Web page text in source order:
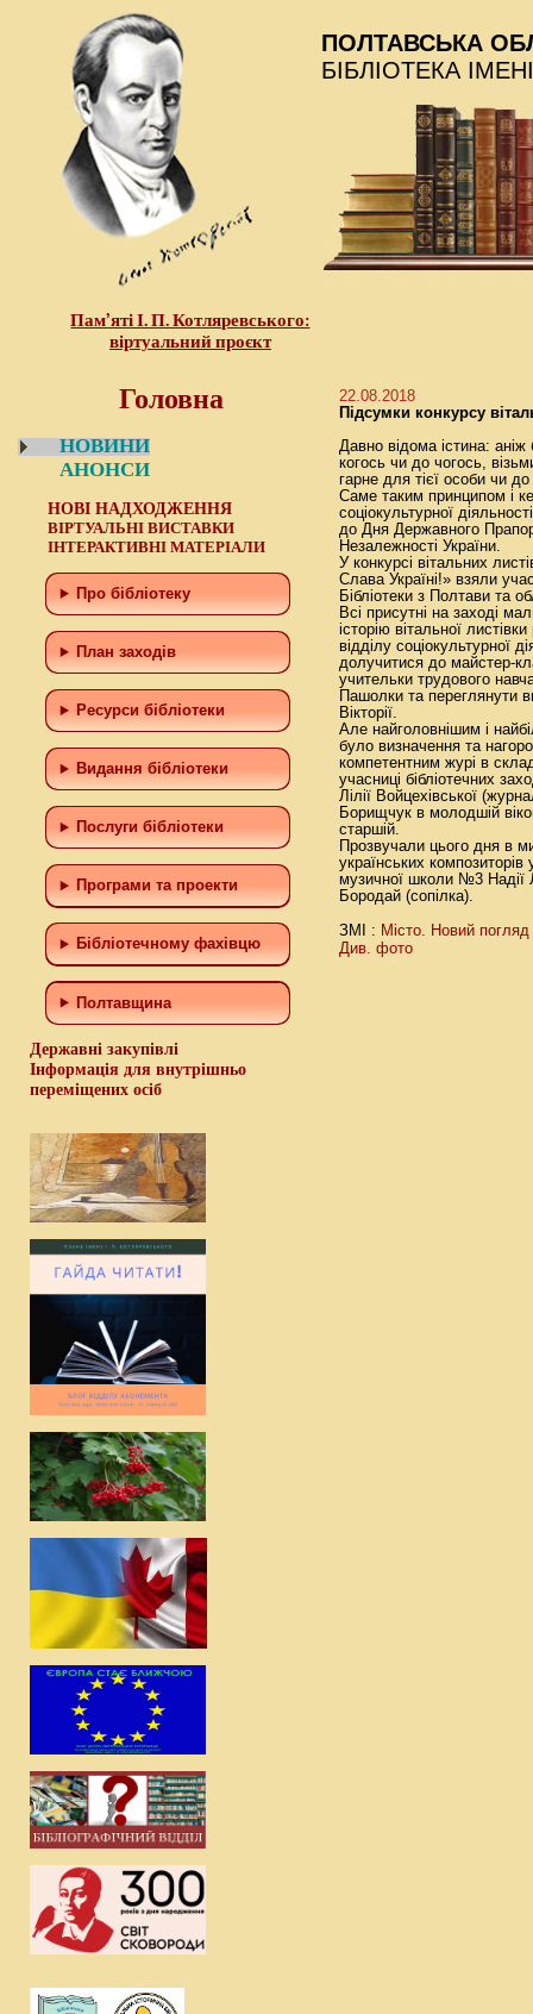
Пам’яті І. П. Котляревського:
віртуальний проєкт
ПОЛТАВСЬКА
БІБЛІОТЕКА
Головна
НОВИНИ
АНОНСИ
НОВІ НАДХОДЖЕННЯ
ВІРТУАЛЬНІ ВИСТАВКИ
ІНТЕРАКТИВНІ МАТЕРІАЛИ
Про бібліотеку
План заходів
Ресурси бібліотеки
Видання бібліотеки
Послуги бібліотеки
Програми та проекти
Бiблiотечному фахiвцю
Полтавщина
Державні закупівлі
Інформація для внутрішньо
переміщених осіб
22.08.2018
Підсумки конкурсу
Давно відома істина:
когось чи до чогось,
гарне для тієї особи чи
Саме таким принципом і
соціокультурної
до Дня Державного
Незалежності України.
У конкурсі вітальних
Слава Україні!» взяли
Бібліотеки з Полтави та
Всі присутні на заході
історію вітальної
відділу соціокультурної
долучитися до майстер-
учительки трудового
Пашолки та переглянути
Вікторії.
Але найголовнішим і
було визначення та
компетентним журі в
учасниці бібліотечних
Лілії Войцехівської
Борищчук в молодшій
старшій.
Прозвучали цього дня в
українських композиторів
музичної школи №3 Надії
Бородай (сопілка).
ЗМІ : Місто. Новий погляд
Див. фото